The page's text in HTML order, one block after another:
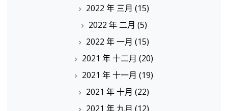
2022 年 三月 (15)
2022 年 二月 (5)
2022 年 一月 (15)
2021 年 十二月 (20)
2021 年 十一月 (19)
2021 年 十月 (22)
2021 年 九月 (12)